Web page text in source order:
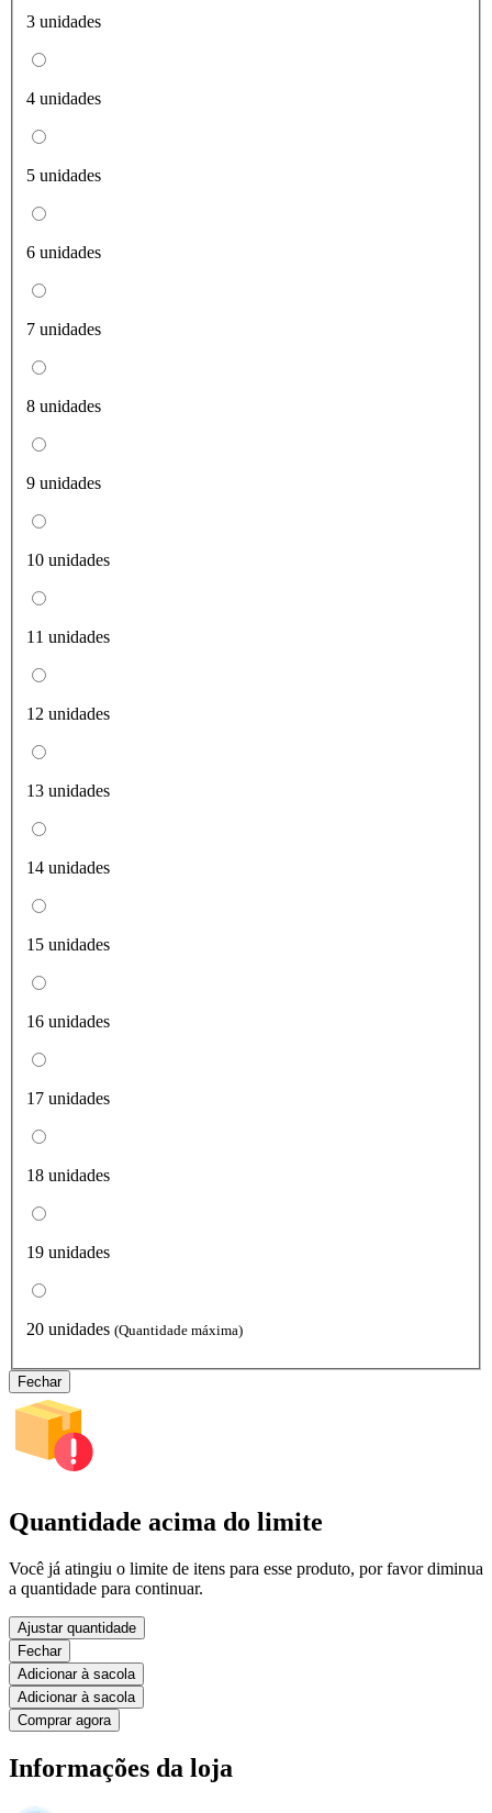
3 unidades
4 unidades
5 unidades
6 unidades
7 unidades
8 unidades
9 unidades
10 unidades
11 unidades
12 unidades
13 unidades
14 unidades
15 unidades
16 unidades
17 unidades
18 unidades
19 unidades
20 unidades (Quantidade máxima)
Fechar
Quantidade acima do limite
Você já atingiu o limite de itens para esse produto, por favor diminua
a quantidade para continuar.
Ajustar quantidade
Fechar
Adicionar à sacola
Adicionar à sacola
Comprar agora
Informações da loja